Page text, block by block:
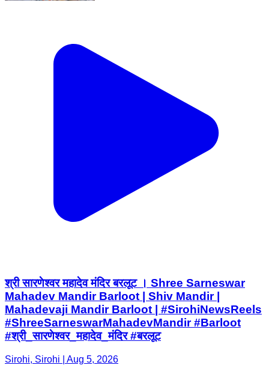
श्री सारणेश्वर महादेव मंदिर बरलूट । Shree Sarneswar
Mahadev Mandir Barloot | Shiv Mandir |
Mahadevaji Mandir Barloot | #SirohiNewsReels
#ShreeSarneswarMahadevMandir #Barloot
#श्री_सारणेश्वर_महादेव_मंदिर #बरलूट
Sirohi, Sirohi | Aug 5, 2026